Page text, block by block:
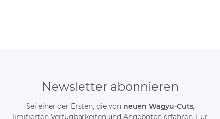
Newsletter abonnieren
Sei einer der Ersten, die von neuen Wagyu-Cuts,
limitierten Verfügbarkeiten und Angeboten erfahren. Für